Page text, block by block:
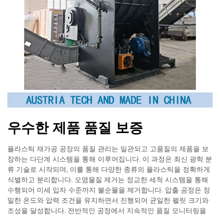
우수한 제품 품질 보증
플라스틱 재가공 공장의 품질 관리는 일관되고 고품질의 제품을 보
장하는 다단계 시스템을 통해 이루어집니다. 이 과정은 최신 광학 분
류 기술로 시작되며, 이를 통해 다양한 종류의 플라스틱을 정확하게
식별하고 분리합니다. 오염물질 제거는 정교한 세척 시스템을 통해
수행되어 미세 입자 수준까지 불순물을 제거합니다. 압출 공정은 정
밀한 온도와 압력 조건을 유지하면서 진행되어 균일한 펠릿 크기와
조성을 달성합니다. 전반적인 공정에서 지속적인 품질 모니터링을